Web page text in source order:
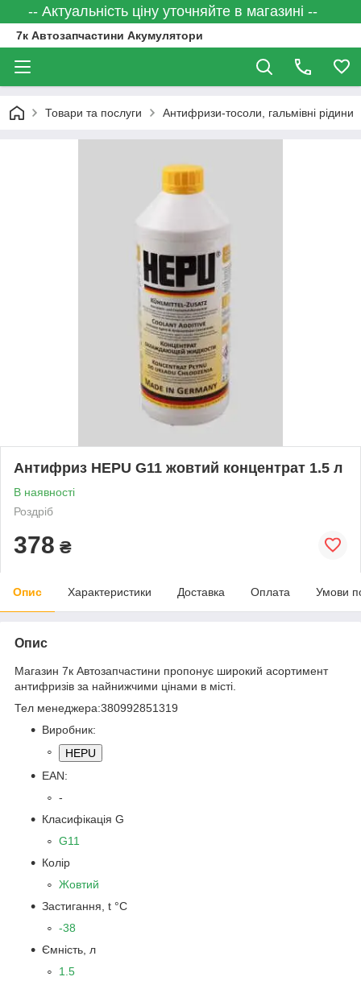
-- Актуальність ціну уточняйте в магазині --
7к Автозапчастини Акумулятори
Товари та послуги Антифризи-тосоли, гальмівні рідини
Антифриз HEPU G11 жовтий концентрат 1.5 л
В наявності
Роздріб
378 ₴
Опис Характеристики Доставка Оплата Умови
Опис
Магазин 7к Автозапчастини пропонує широкий асортимент
антифризів за найнижчими цінами в місті.
Тел менеджера:380992851319
Виробник:
HEPU
EAN:
-
Класифікація G
G11
Колір
Жовтий
Застигання, t °C
-38
Ємність, л
1.5